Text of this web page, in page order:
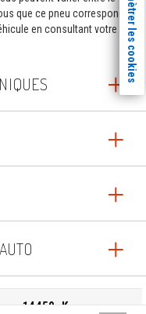
que ce pneu correspond
en consultant votre
14450_K
Paramètrer les cookies